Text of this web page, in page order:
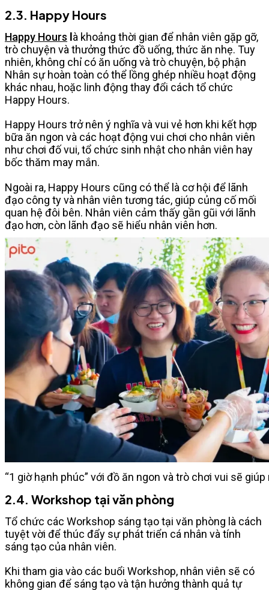
2.3. Happy Hours
Happy Hours à khoảng thời gian để nhân viên gặp gỡ,
trò chuyện và thưởng thức đồ uống, thức ăn nhẹ. Tuy
nhiên, không chỉ có ăn uống và trò chuyện, bộ phận
Nhân sự hoàn toàn có thể lồng ghép nhiều hoạt động
khác nhau, hoặc linh động thay đổi cách tổ chức
Happy Hours.
Happy Hours trở nên ý nghĩa và vui vẻ hơn khi kết hợp
bữa ăn ngon và các hoạt động vui chơi cho nhân viên
như chơi đố vui, tổ chức sinh nhật cho nhân viên hay
bốc thăm may mắn.
Ngoài ra, Happy Hours cũng có thể là cơ hội để lãnh
đạo công ty và nhân viên tương tác, giúp củng cố mối
quan hệ đôi bên. Nhân viên cảm thấy gần gũi với lãnh
đạo hơn, còn lãnh đạo sẽ hiểu nhân viên hơn.
“1 giờ hạnh phúc” với đồ ăn ngon và trò chơi vui sẽ
2.4. Workshop tại văn phòng
Tổ chức các Workshop sáng tạo tại văn phòng là cách
tuyệt vời để thúc đẩy sự phát triển cá nhân và tính
sáng tạo của nhân viên.
Khi tham gia vào các buổi Workshop, nhân viên sẽ có
không gian để sáng tạo và tận hưởng thành quả tự